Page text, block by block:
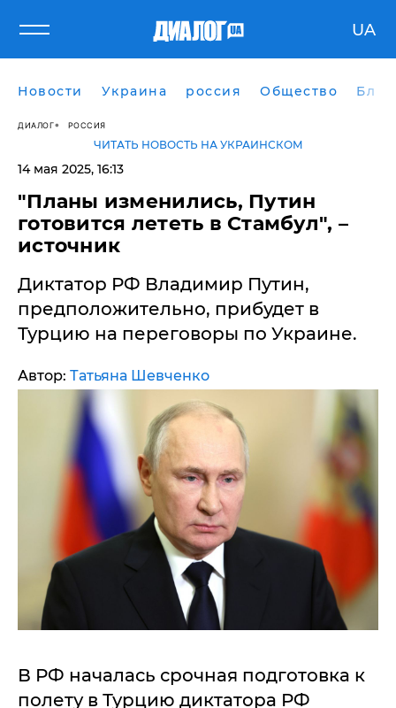
UA
Новости Украина россия Общество
ДИАЛОГ РОССИЯ
ЧИТАТЬ НОВОСТЬ НА УКРАИНСКОМ
14 мая 2025, 16:13
​"Планы изменились, Путин
готовится лететь в Стамбул", –
источник
Диктатор РФ Владимир Путин,
предположительно, прибудет в
Турцию на переговоры по Украине.
Автор: Татьяна Шевченко
В РФ началась срочная подготовка к
полету в Турцию диктатора РФ